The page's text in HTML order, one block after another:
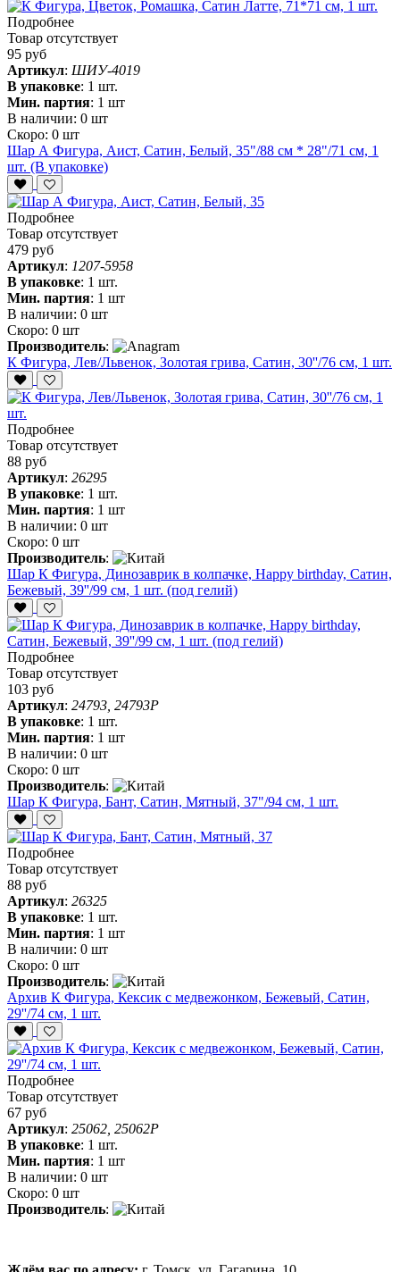
Подробнее
Товар отсутствует
95 руб
Артикул: ШИУ-4019
В упаковке: 1 шт.
Мин. партия: 1 шт
В наличии: 0 шт
Скоро: 0 шт
Шар А Фигура, Аист, Сатин, Белый, 35"/88 см * 28"/71 см, 1
шт. (В упаковке)
Подробнее
Товар отсутствует
479 руб
Артикул: 1207-5958
В упаковке: 1 шт.
Мин. партия: 1 шт
В наличии: 0 шт
Скоро: 0 шт
Производитель:
К Фигура, Лев/Львенок, Золотая грива, Сатин, 30''/76 см, 1 шт.
Подробнее
Товар отсутствует
88 руб
Артикул: 26295
В упаковке: 1 шт.
Мин. партия: 1 шт
В наличии: 0 шт
Скоро: 0 шт
Производитель:
Шар К Фигура, Динозаврик в колпачке, Happy birthday, Сатин,
Бежевый, 39''/99 см, 1 шт. (под гелий)
Подробнее
Товар отсутствует
103 руб
Артикул: 24793, 24793P
В упаковке: 1 шт.
Мин. партия: 1 шт
В наличии: 0 шт
Скоро: 0 шт
Производитель:
Шар К Фигура, Бант, Сатин, Мятный, 37"/94 см, 1 шт.
Подробнее
Товар отсутствует
88 руб
Артикул: 26325
В упаковке: 1 шт.
Мин. партия: 1 шт
В наличии: 0 шт
Скоро: 0 шт
Производитель:
Архив К Фигура, Кексик с медвежонком, Бежевый, Сатин,
29''/74 см, 1 шт.
Подробнее
Товар отсутствует
67 руб
Артикул: 25062, 25062P
В упаковке: 1 шт.
Мин. партия: 1 шт
В наличии: 0 шт
Скоро: 0 шт
Производитель: